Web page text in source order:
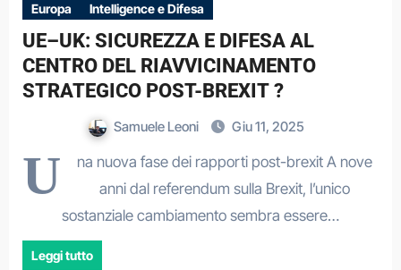
Europa Intelligence e Difesa
UE–UK: SICUREZZA E DIFESA AL
CENTRO DEL RIAVVICINAMENTO
STRATEGICO POST-BREXIT ?
Samuele Leoni Giu 11, 2025
U
na nuova fase dei rapporti post-brexit A nove
anni dal referendum sulla Brexit, l’unico
sostanziale cambiamento sembra essere…
Leggi tutto